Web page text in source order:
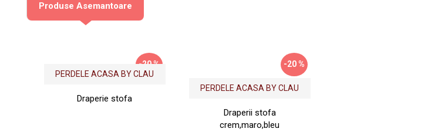
Produse Asemantoare
-20 %
PERDELE ACASA BY CLAU
Draperie stofa
-20 %
PERDELE ACASA BY CLAU
Draperii stofa
crem,maro,bleu